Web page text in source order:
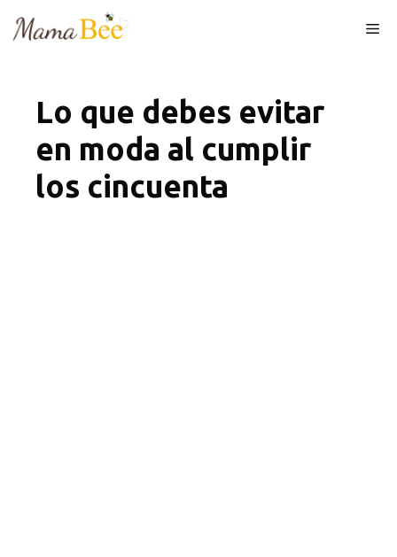
Lo que debes evitar
en moda al cumplir
los cincuenta